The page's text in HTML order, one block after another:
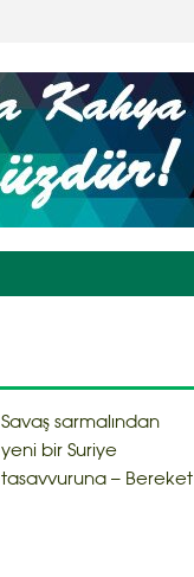
Savaş sarmalından
yeni bir Suriye
tasavvuruna – Bereket